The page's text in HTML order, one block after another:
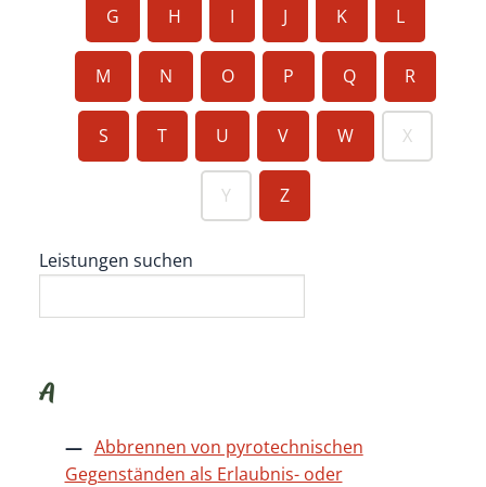
G H I J K L
M N O P Q R
S T U V W X
Y Z
Leistungen suchen
A
Abbrennen von pyrotechnischen
Gegenständen als Erlaubnis- oder